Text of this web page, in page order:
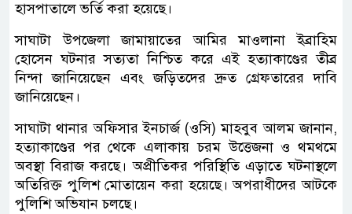
হাসপাতালে ভর্তি করা হয়েছে।
সাঘাটা উপজেলা জামায়াতের আমির মাওলানা ইব্রাহিম
হোসেন ঘটনার সত্যতা নিশ্চিত করে এই হত্যাকাণ্ডের তীব্র
নিন্দা জানিয়েছেন এবং জড়িতদের দ্রুত গ্রেফতারের দাবি
জানিয়েছেন।
সাঘাটা থানার অফিসার ইনচার্জ (ওসি) মাহবুব আলম জানান,
হত্যাকাণ্ডের পর থেকে এলাকায় চরম উত্তেজনা ও থমথমে
অবস্থা বিরাজ করছে। অপ্রীতিকর পরিস্থিতি এড়াতে ঘটনাস্থলে
অতিরিক্ত পুলিশ মোতায়েন করা হয়েছে। অপরাধীদের আটকে
পুলিশি অভিযান চলছে।